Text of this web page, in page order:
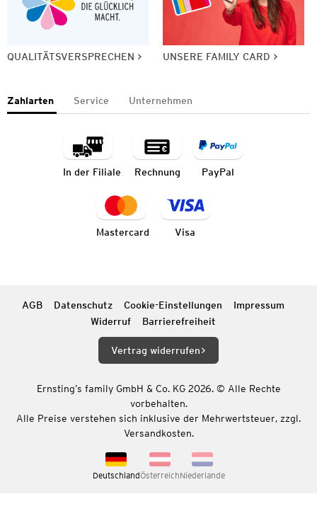
QUALITÄTSVERSPRECHEN UNSERE FAMILY CARD
Zahlarten Service Unternehmen
In der Filiale Rechnung PayPal
Mastercard Visa
AGB Datenschutz Cookie-Einstellungen
Impressum
Widerruf
Barrierefreiheit
Vertrag widerrufen
Ernsting’s family GmbH & Co. KG 2026. © Alle Rechte
vorbehalten.
Alle Preise verstehen sich inklusive der Mehrwertsteuer, zzgl.
Versandkosten.
DeutschlandÖsterreichNiederlande